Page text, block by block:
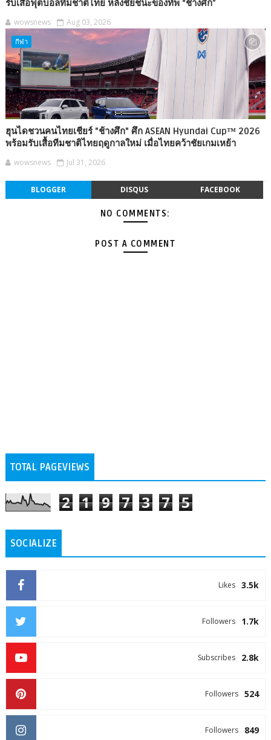
รับเสื้อฟุตบอลทีมชาติไทย หลังชัยชนะของทัพ “ช้างศึก”
wowsnews Aug 03, 2026
กีฬา
ฮุนไดชวนคนไทยเชียร์ "ช้างศึก" ศึก ASEAN Hyundai Cup™ 2026
พร้อมรับเสื้อทีมชาติไทยฤดูกาลใหม่ เมื่อไทยคว้าชัยเกมเหย้า
wowsnews Jul 31, 2026
BLOGGER DISQUS FACEBOOK
NO COMMENTS:
POST A COMMENT
TOTAL PAGEVIEWS
2 1 9 7 3 7 5
SOCIALIZE
3.5k
Likes
1.7k
Followers
2.8k
Subscribes
524
Followers
849
Followers